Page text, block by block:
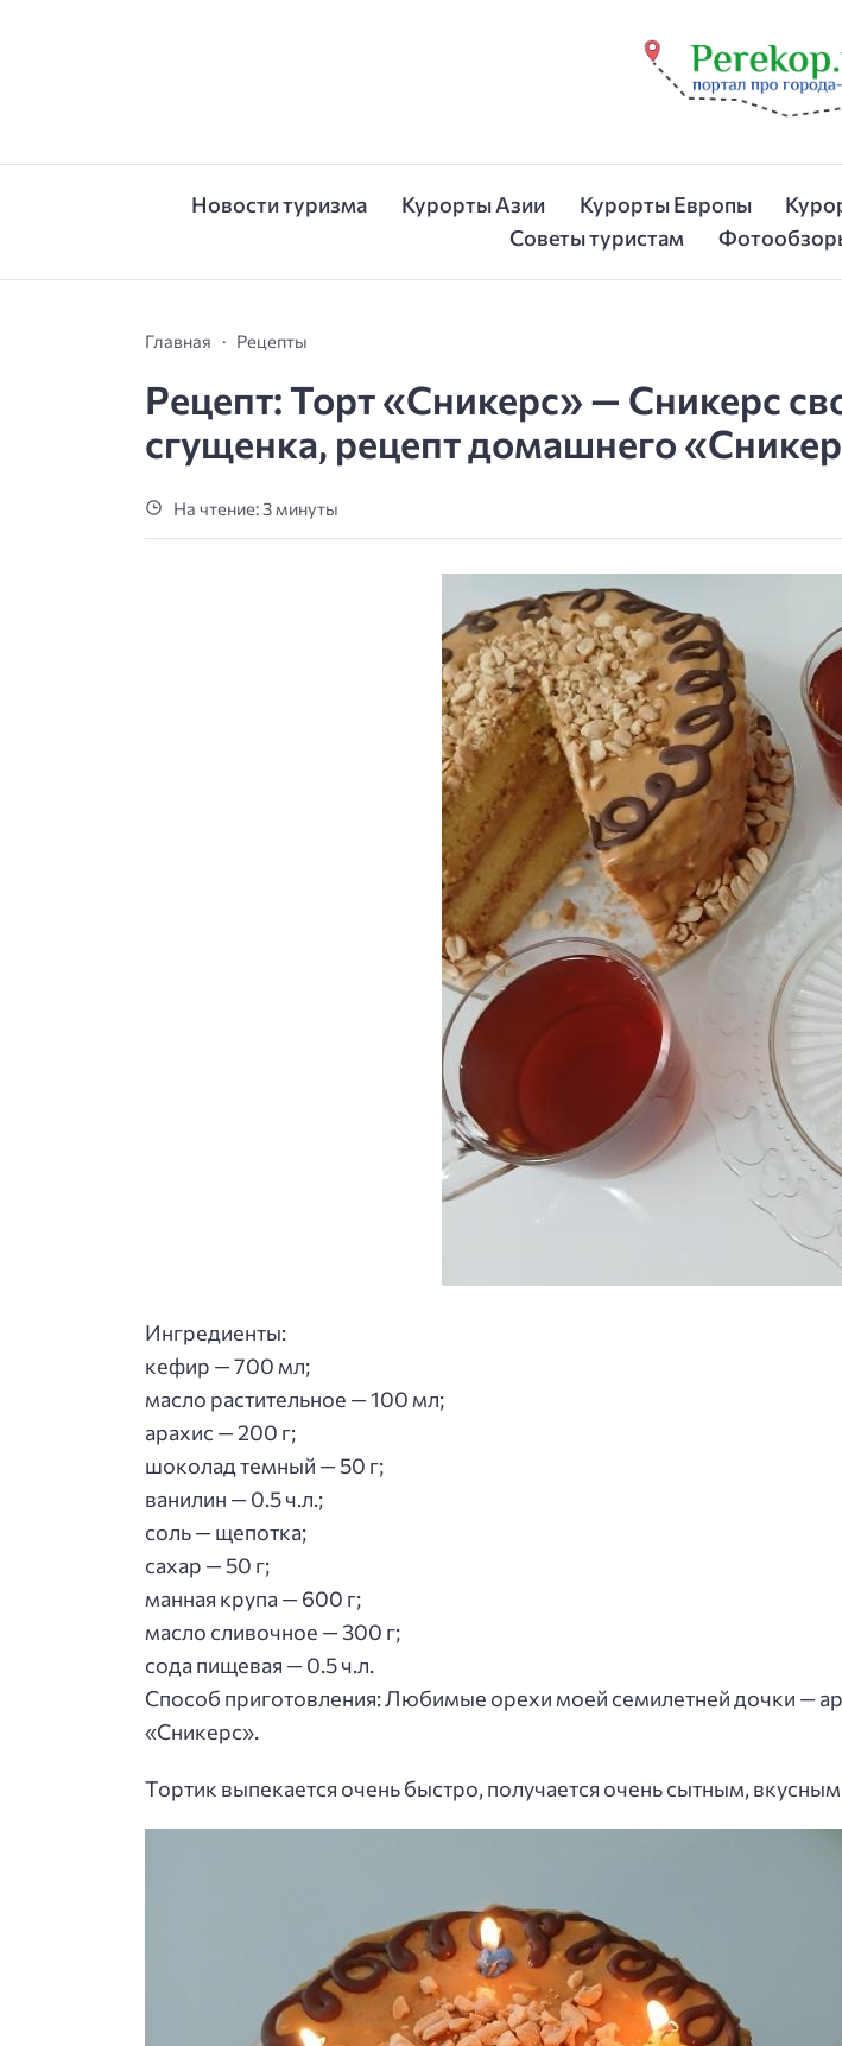
Новости туризма Курорты Азии Курорты Европы
Советы туристам
Главная Рецепты
Рецепт: Торт «Сникерс» — Сникерс
сгущенка, рецепт домашнего
На чтение: 3 минуты
Ингредиенты:
кефир — 700 мл;
масло растительное — 100 мл;
арахис — 200 г;
шоколад темный — 50 г;
ванилин — 0.5 ч.л.;
соль — щепотка;
сахар — 50 г;
манная крупа — 600 г;
масло сливочное — 300 г;
сода пищевая — 0.5 ч.л.
Способ приготовления: Любимые орехи моей семилетней дочки —
«Сникерс».
Тортик выпекается очень быстро, получается очень сытным,